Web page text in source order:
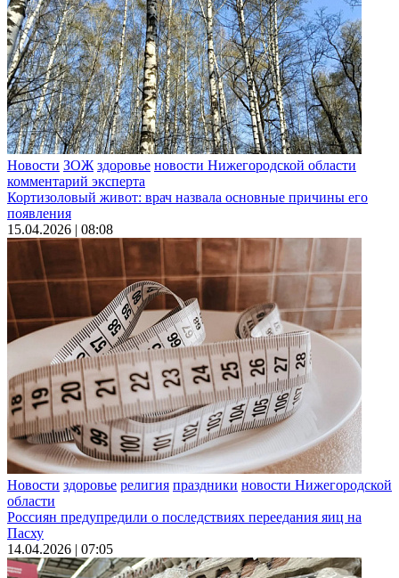
Новости ЗОЖ здоровье новости Нижегородской области
комментарий эксперта
Кортизоловый живот: врач назвала основные причины его
появления
15.04.2026 | 08:08
Новости здоровье религия праздники новости Нижегородской
области
Россиян предупредили о последствиях переедания яиц на
Пасху
14.04.2026 | 07:05